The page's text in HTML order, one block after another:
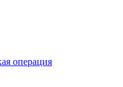
операция